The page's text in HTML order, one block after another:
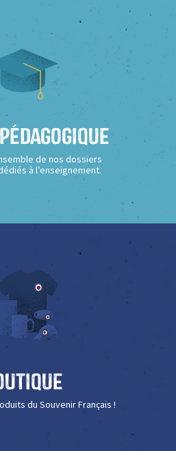
de nos dossiers
à l’enseignement.
du Souvenir Français !